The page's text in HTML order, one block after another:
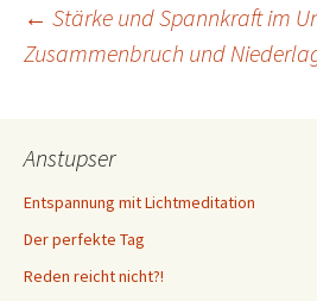
← Stärke und Spannkraft im
Zusammenbruch und
Anstupser
Entspannung mit Lichtmeditation
Der perfekte Tag
Reden reicht nicht?!